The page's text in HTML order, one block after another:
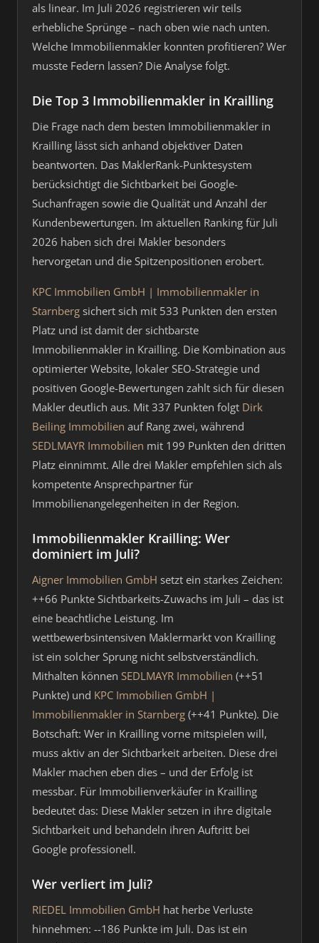
als linear. Im Juli 2026 registrieren wir teils
erhebliche Sprünge – nach oben wie nach unten.
Welche Immobilienmakler konnten profitieren? Wer
musste Federn lassen? Die Analyse folgt.
Die Top 3 Immobilienmakler in Krailling
Die Frage nach dem besten Immobilienmakler in
Krailling lässt sich anhand objektiver Daten
beantworten. Das MaklerRank-Punktesystem
berücksichtigt die Sichtbarkeit bei Google-
Suchanfragen sowie die Qualität und Anzahl der
Kundenbewertungen. Im aktuellen Ranking für Juli
2026 haben sich drei Makler besonders
hervorgetan und die Spitzenpositionen erobert.
KPC Immobilien GmbH | Immobilienmakler in
Starnberg sichert sich mit 533 Punkten den ersten
Platz und ist damit der sichtbarste
Immobilienmakler in Krailling. Die Kombination aus
optimierter Website, lokaler SEO-Strategie und
positiven Google-Bewertungen zahlt sich für diesen
Makler deutlich aus. Mit 337 Punkten folgt Dirk
Beiling Immobilien auf Rang zwei, während
SEDLMAYR Immobilien mit 199 Punkten den dritten
Platz einnimmt. Alle drei Makler empfehlen sich als
kompetente Ansprechpartner für
Immobilienangelegenheiten in der Region.
Immobilienmakler Krailling: Wer
dominiert im Juli?
Aigner Immobilien GmbH setzt ein starkes Zeichen:
++66 Punkte Sichtbarkeits-Zuwachs im Juli – das ist
eine beachtliche Leistung. Im
wettbewerbsintensiven Maklermarkt von Krailling
ist ein solcher Sprung nicht selbstverständlich.
Mithalten können SEDLMAYR Immobilien (++51
Punkte) und KPC Immobilien GmbH |
Immobilienmakler in Starnberg (++41 Punkte). Die
Botschaft: Wer in Krailling vorne mitspielen will,
muss aktiv an der Sichtbarkeit arbeiten. Diese drei
Makler machen eben dies – und der Erfolg ist
messbar. Für Immobilienverkäufer in Krailling
bedeutet das: Diese Makler setzen in ihre digitale
Sichtbarkeit und behandeln ihren Auftritt bei
Google professionell.
Wer verliert im Juli?
RIEDEL Immobilien GmbH hat herbe Verluste
hinnehmen: --186 Punkte im Juli. Das ist ein